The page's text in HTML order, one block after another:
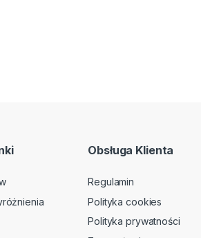
Obsługa Klienta
Regulamin
Polityka cookies
Polityka prywatności